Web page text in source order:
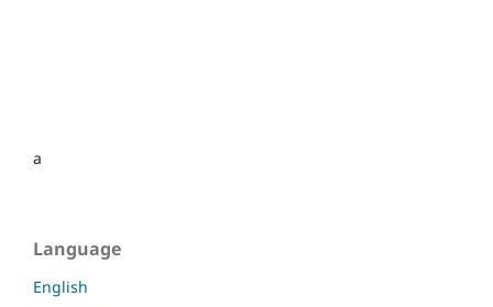
a
Language
English